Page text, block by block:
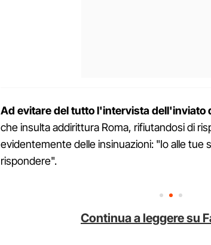
Ad evitare del tutto l'intervista dell'inviato
che insulta addirittura Roma, rifiutandosi di
evidentemente delle insinuazioni: "Io alle tue
rispondere".
Continua a leggere su